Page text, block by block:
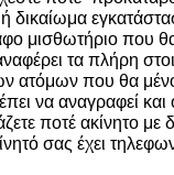
μισθωτήριο που
τα πλήρη
ατόμων που θα
να αναγραφεί και
ποτέ ακίνητο με
σας έχει